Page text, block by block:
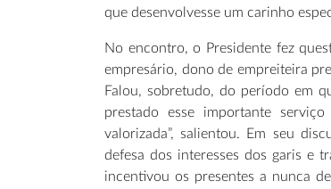
que desenvolvesse um carinho
No encontro, o Presidente fez
empresário, dono de empreiteira
Falou, sobretudo, do período em
prestado esse importante
valorizada”, salientou. Em seu
defesa dos interesses dos garis e
incentivou os presentes a nunca